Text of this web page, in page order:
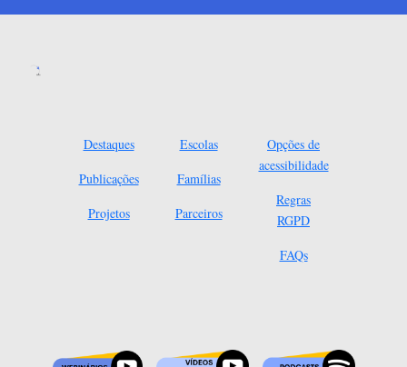
Destaques
Publicações
Projetos
Escolas
Famílias
Parceiros
Opções de
acessibilidade
Regras
RGPD
FAQs